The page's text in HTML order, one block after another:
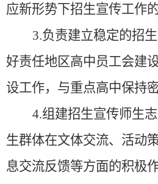
应新形势下招生宣传工作的
3.负责建立稳定的招
好责任地区高中员工会建
设工作，与重点高中保持
4.组建招生宣传师生
生群体在文体交流、活动
息交流反馈等方面的积极